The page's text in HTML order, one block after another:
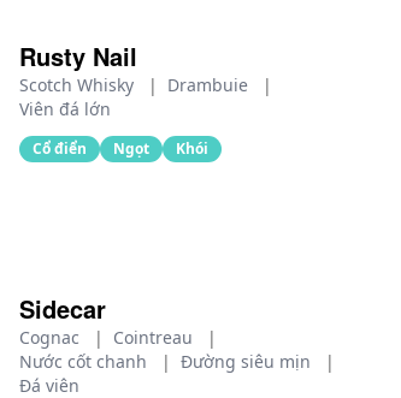
Rusty Nail
Scotch Whisky | Drambuie
|
Viên đá lớn
Cổ điển Ngọt Khói
Sidecar
Cognac | Cointreau
|
Nước cốt chanh
| Đường siêu mịn
|
Đá viên